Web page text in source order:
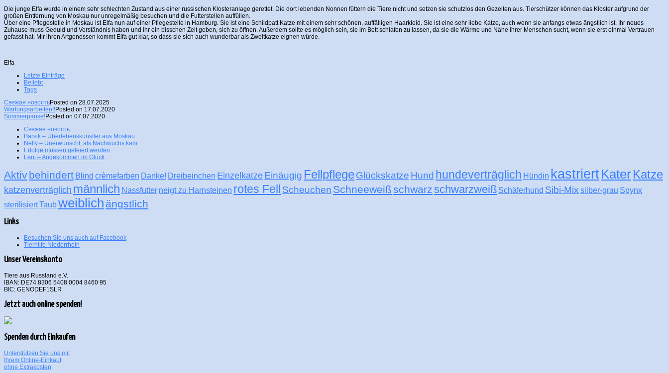
Die junge Elfa wurde in einem sehr schlechten Zustand aus einer russischen Klosteranlage gerettet. Die dort lebenden Nonnen füttern die Tiere nicht und setzen sie schutzlos den Gezeiten aus. Tierschützer können das Kloster aufgrund der
großen Entfernung von Moskau nur unregelmäßig besuchen und die Futterstellen auffüllen.
Über eine Pflegestelle in Moskau ist Elfa nun auf einer Pflegestelle in Hamburg. Sie ist eine Schildpatt Katze mit einem sehr schönen, auffälligen Haarkleid. Sie ist eine sehr liebe Katze, auch wenn sie anfangs etwas ängstlich ist. Ihr neues
Zuhause muss Geduld und Verständnis haben und ihr ein bisschen Zeit geben, sich zu öffnen. Außerdem sollte es möglich sein, sie im Bett schlafen zu lassen, da sie die Wärme und Nähe ihrer Menschen sucht, wenn sie erst einmal Vertrauen
gefasst hat. Mir ihren Artgenossen kommt Elfa gut klar, so dass sie sich auch wunderbar als Zweitkatze eignen würde.
Elfa
Letzte Einträge
Beliebt
Tags
Свежая новостьPosted on 28.07.2025
Wartungsarbeiten!!Posted on 17.07.2020
Sommerpause!Posted on 07.07.2020
Свежая новость
Barsik – Überlebenskünstler aus Moskau
Nelly – Unerwünscht, als Nachwuchs kam
Erfolge müssen gefeiert werden
Leni – Angekommen im Glück
Aktivbehindert Blind crèmefarben Danke! Dreibeinchen Einzelkatze Einäugig FellpflegeGlückskatze Hund hundeverträglich Hündin kastriertKaterKatze
katzenverträglich männlich Nassfutter neigt zu Harnsteinen rotes Fell Scheuchen Schneeweißschwarzschwarzweiß Schäferhund Sibi-Mix silber-grau Spynx
sterilisiertTaubweiblich ängstlich
Links
Besuchen Sie uns auch auf Facebook
Tierhilfe Niederrhein
Unser Vereinskonto
Tiere aus Russland e.V.
IBAN: DE74 8306 5408 0004 8460 95
BIC: GENODEF1SLR
Jetzt auch online spenden!
Spenden durch Einkaufen
Unterstützen Sie uns mit
Ihrem Online-Einkauf
ohne Extrakosten